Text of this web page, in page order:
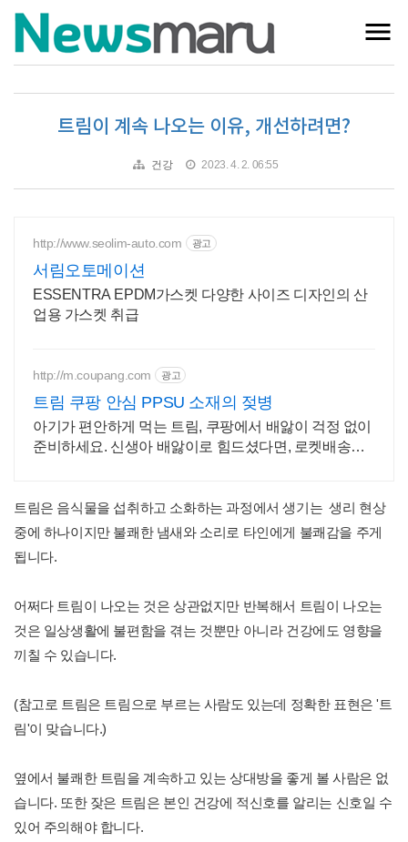
트림이 계속 나오는 이유, 개선하려면?
건강 2023. 4. 2. 06:55
http://www.seolim-auto.com 광고
서림오토메이션
ESSENTRA EPDM가스켓 다양한 사이즈 디자인의 산
업용 가스켓 취급
http://m.coupang.com 광고
트림 쿠팡 안심 PPSU 소재의 젖병
아기가 편안하게 먹는 트림, 쿠팡에서 배앓이 걱정 없이
준비하세요. 신생아 배앓이로 힘드셨다면, 로켓배송으
트림은 음식물을 섭취하고 소화하는 과정에서 생기는 생리 현상
중에 하나이지만 불쾌한 냄새와 소리로 타인에게 불쾌감을 주게
됩니다.
어쩌다 트림이 나오는 것은 상관없지만 반복해서 트림이 나오는
것은 일상생활에 불편함을 겪는 것뿐만 아니라 건강에도 영향을
끼칠 수 있습니다.
(참고로 트림은 트림으로 부르는 사람도 있는데 정확한 표현은 '트
림'이 맞습니다.)
옆에서 불쾌한 트림을 계속하고 있는 상대방을 좋게 볼 사람은 없
습니다. 또한 잦은 트림은 본인 건강에 적신호를 알리는 신호일 수
있어 주의해야 합니다.